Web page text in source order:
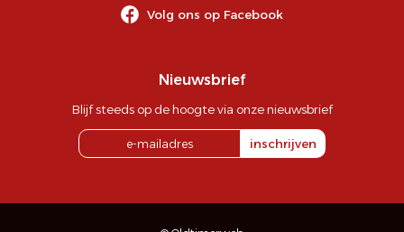
Volg ons op Facebook
Nieuwsbrief
Blijf steeds op de hoogte via onze nieuwsbrief
inschrijven